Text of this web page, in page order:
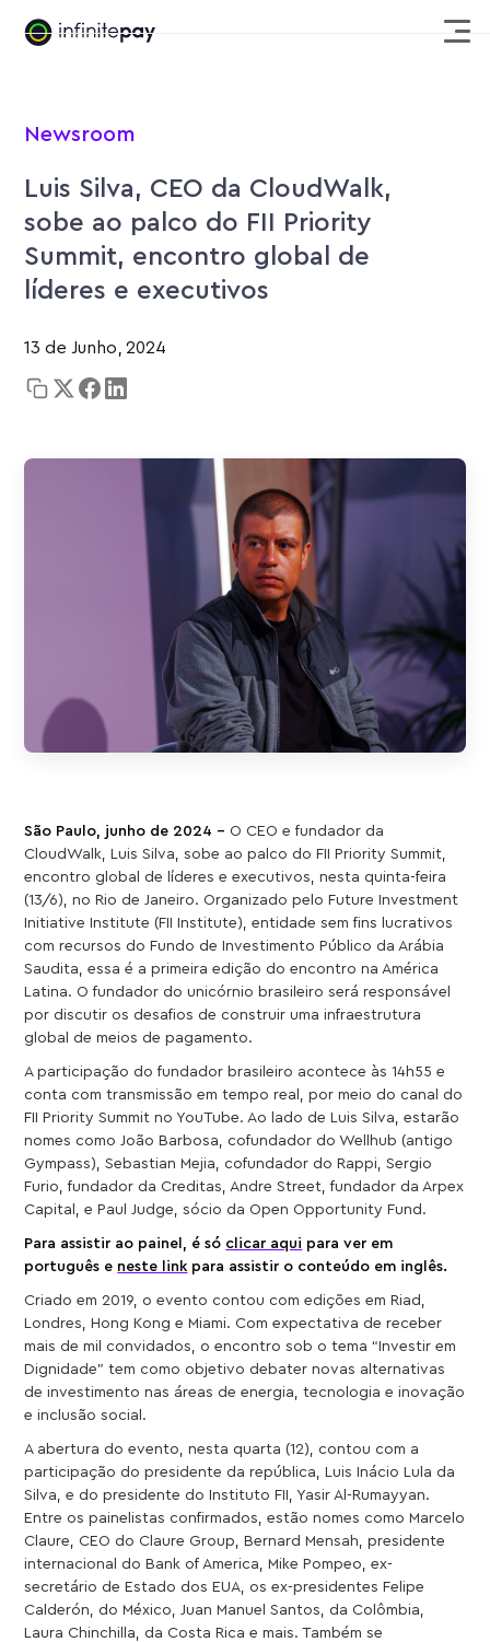
Newsroom
Luis Silva, CEO da CloudWalk,
sobe ao palco do FII Priority
Summit, encontro global de
líderes e executivos
São Paulo, junho de 2024 – O CEO e fundador da
CloudWalk, Luis Silva, sobe ao palco do FII Priority Summit,
encontro global de líderes e executivos, nesta quinta-feira
(13/6), no Rio de Janeiro. Organizado pelo Future Investment
Initiative Institute (FII Institute), entidade sem fins lucrativos
com recursos do Fundo de Investimento Público da Arábia
Saudita, essa é a primeira edição do encontro na América
Latina. O fundador do unicórnio brasileiro será responsável
por discutir os desafios de construir uma infraestrutura
global de meios de pagamento.
A participação do fundador brasileiro acontece às 14h55 e
conta com transmissão em tempo real, por meio do canal do
FII Priority Summit no YouTube. Ao lado de Luis Silva, estarão
nomes como João Barbosa, cofundador do Wellhub (antigo
Gympass), Sebastian Mejia, cofundador do Rappi, Sergio
Furio, fundador da Creditas, Andre Street, fundador da Arpex
Capital, e Paul Judge, sócio da Open Opportunity Fund.
Para assistir ao painel, é só clicar aqui para ver em
português e neste link para assistir o conteúdo em inglês.
Criado em 2019, o evento contou com edições em Riad,
Londres, Hong Kong e Miami. Com expectativa de receber
mais de mil convidados, o encontro sob o tema “Investir em
Dignidade” tem como objetivo debater novas alternativas
de investimento nas áreas de energia, tecnologia e inovação
e inclusão social.
A abertura do evento, nesta quarta (12), contou com a
participação do presidente da república, Luis Inácio Lula da
Silva, e do presidente do Instituto FII, Yasir Al-Rumayyan.
Entre os painelistas confirmados, estão nomes como Marcelo
Claure, CEO do Claure Group, Bernard Mensah, presidente
internacional do Bank of America, Mike Pompeo, ex-
secretário de Estado dos EUA, os ex-presidentes Felipe
Calderón, do México, Juan Manuel Santos, da Colômbia,
Laura Chinchilla, da Costa Rica e mais. Também se
13 de Junho, 2024